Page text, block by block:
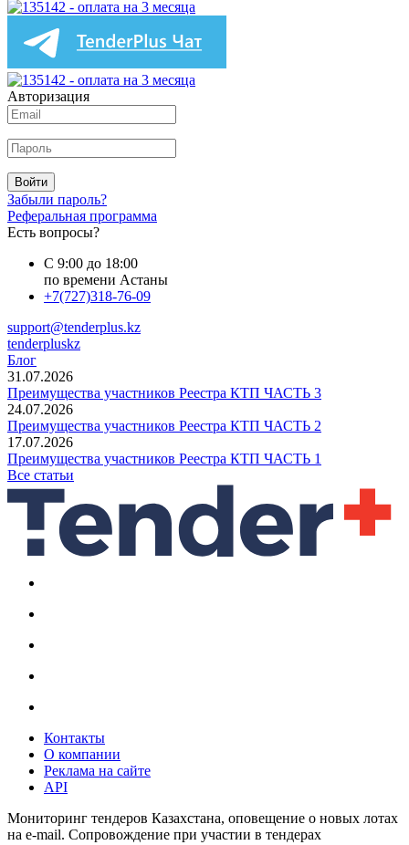
Авторизация
Войти
Забыли пароль?
Реферальная программа
Есть вопросы?
С 9:00 до 18:00
по времени Астаны
+7(727)318-76-09
support@tenderplus.kz
tenderpluskz
Блог
31.07.2026
Преимущества участников Реестра КТП ЧАСТЬ 3
24.07.2026
Преимущества участников Реестра КТП ЧАСТЬ 2
17.07.2026
Преимущества участников Реестра КТП ЧАСТЬ 1
Все статьи
Контакты
О компании
Реклама на сайте
API
Мониторинг тендеров Казахстана, оповещение о новых лотах
на e-mail. Сопровождение при участии в тендерах